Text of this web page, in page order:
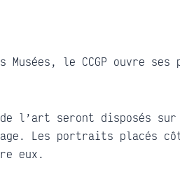
le CCGP ouvre ses
l’art seront disposés sur
Les portraits placés
eux.